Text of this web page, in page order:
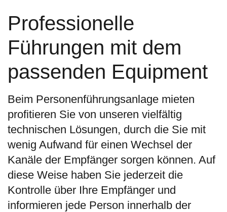
Professionelle
Führungen mit dem
passenden Equipment
Beim Personenführungsanlage mieten
profitieren Sie von unseren vielfältig
technischen Lösungen, durch die Sie mit
wenig Aufwand für einen Wechsel der
Kanäle der Empfänger sorgen können. Auf
diese Weise haben Sie jederzeit die
Kontrolle über Ihre Empfänger und
informieren jede Person innerhalb der